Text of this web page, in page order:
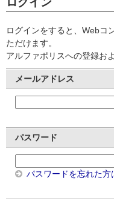
ログインをすると、Webコ
ただけます。
アルファポリスへの登録お
メールアドレス
パスワード
パスワードを忘れた方